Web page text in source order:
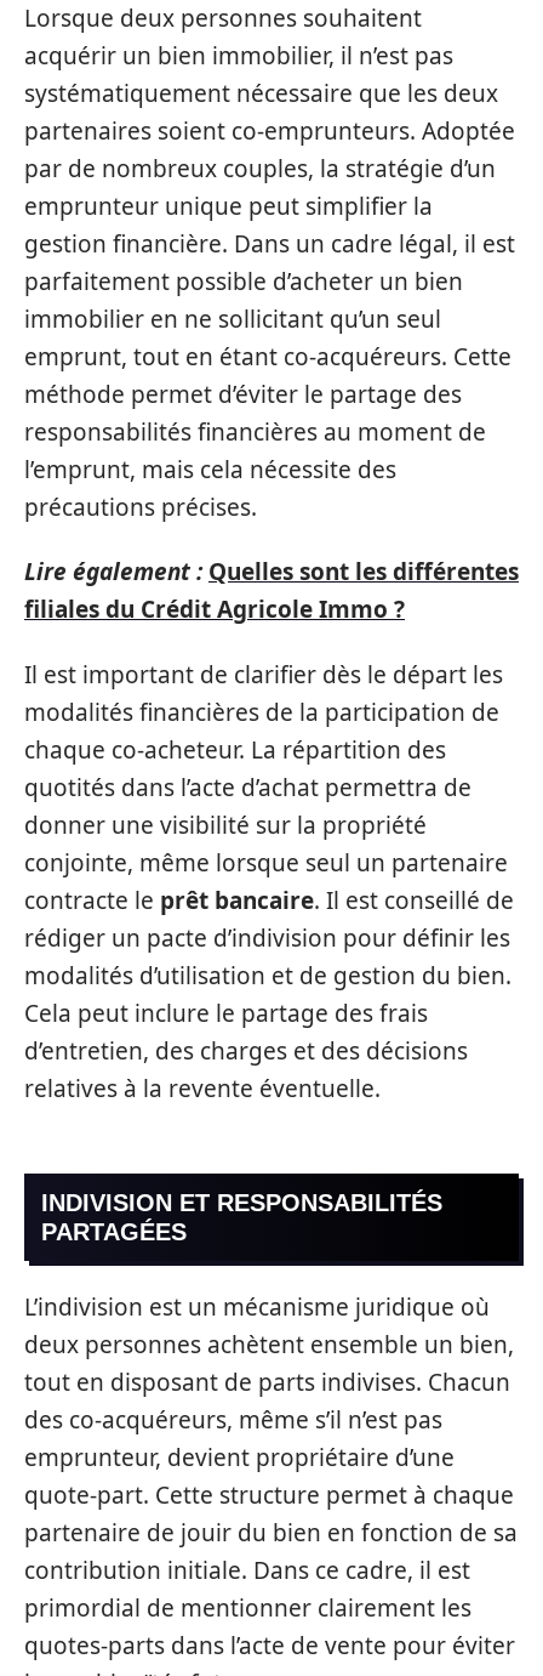
Lorsque deux personnes souhaitent
acquérir un bien immobilier, il n’est pas
systématiquement nécessaire que les deux
partenaires soient co-emprunteurs. Adoptée
par de nombreux couples, la stratégie d’un
emprunteur unique peut simplifier la
gestion financière. Dans un cadre légal, il est
parfaitement possible d’acheter un bien
immobilier en ne sollicitant qu’un seul
emprunt, tout en étant co-acquéreurs. Cette
méthode permet d’éviter le partage des
responsabilités financières au moment de
l’emprunt, mais cela nécessite des
précautions précises.
Lire également : Quelles sont les différentes
filiales du Crédit Agricole Immo ?
Il est important de clarifier dès le départ les
modalités financières de la participation de
chaque co-acheteur. La répartition des
quotités dans l’acte d’achat permettra de
donner une visibilité sur la propriété
conjointe, même lorsque seul un partenaire
contracte le prêt bancaire. Il est conseillé de
rédiger un pacte d’indivision pour définir les
modalités d’utilisation et de gestion du bien.
Cela peut inclure le partage des frais
d’entretien, des charges et des décisions
relatives à la revente éventuelle.
INDIVISION ET RESPONSABILITÉS
PARTAGÉES
L’indivision est un mécanisme juridique où
deux personnes achètent ensemble un bien,
tout en disposant de parts indivises. Chacun
des co-acquéreurs, même s’il n’est pas
emprunteur, devient propriétaire d’une
quote-part. Cette structure permet à chaque
partenaire de jouir du bien en fonction de sa
contribution initiale. Dans ce cadre, il est
primordial de mentionner clairement les
quotes-parts dans l’acte de vente pour éviter